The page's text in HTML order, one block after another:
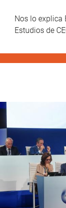
Nos lo explica
Estudios de